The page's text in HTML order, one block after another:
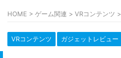
HOME > ゲーム関連 > VRコンテンツ >
VRコンテンツ ガジェットレビュー